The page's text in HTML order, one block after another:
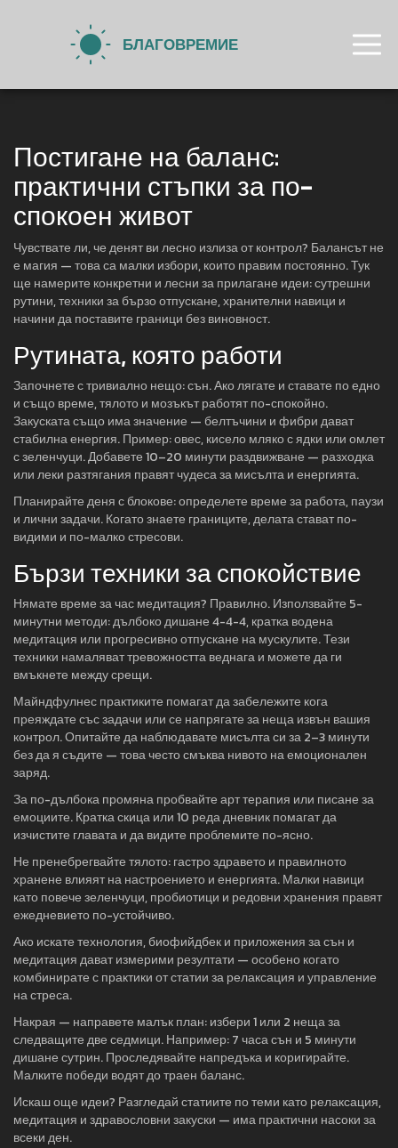
Постигане на баланс:
практични стъпки за по-
спокоен живот
Чувствате ли, че денят ви лесно излиза от контрол? Балансът не
е магия — това са малки избори, които правим постоянно. Тук
ще намерите конкретни и лесни за прилагане идеи: сутрешни
рутини, техники за бързо отпускане, хранителни навици и
начини да поставите граници без виновност.
Рутината, която работи
Започнете с тривиално нещо: сън. Ако лягате и ставате по едно
и също време, тялото и мозъкът работят по-спокойно.
Закуската също има значение — белтъчини и фибри дават
стабилна енергия. Пример: овес, кисело мляко с ядки или омлет
с зеленчуци. Добавете 10–20 минути раздвижване — разходка
или леки разтягания правят чудеса за мисълта и енергията.
Планирайте деня с блокове: определете време за работа, паузи
и лични задачи. Когато знаете границите, делата стават по-
видими и по-малко стресови.
Бързи техники за спокойствие
Нямате време за час медитация? Правилно. Използвайте 5-
минутни методи: дълбоко дишане 4-4-4, кратка водена
медитация или прогресивно отпускане на мускулите. Тези
техники намаляват тревожността веднага и можете да ги
вмъкнете между срещи.
Майндфулнес практиките помагат да забележите кога
преяждате със задачи или се напрягате за неща извън вашия
контрол. Опитайте да наблюдавате мисълта си за 2–3 минути
без да я съдите — това често смъква нивото на емоционален
заряд.
За по-дълбока промяна пробвайте арт терапия или писане за
емоциите. Кратка скица или 10 реда дневник помагат да
изчистите главата и да видите проблемите по-ясно.
Не пренебрегвайте тялото: гастро здравето и правилното
хранене влияят на настроението и енергията. Малки навици
като повече зеленчуци, пробиотици и редовни хранения правят
ежедневието по-устойчиво.
Ако искате технология, биофийдбек и приложения за сън и
медитация дават измерими резултати — особено когато
комбинирате с практики от статии за релаксация и управление
на стреса.
Накрая — направете малък план: избери 1 или 2 неща за
следващите две седмици. Например: 7 часа сън и 5 минути
дишане сутрин. Проследявайте напредъка и коригирайте.
Малките победи водят до траен баланс.
Искаш още идеи? Разгледай статиите по теми като релаксация,
медитация и здравословни закуски — има практични насоки за
всеки ден.